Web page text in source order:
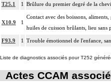
T25.1 1 Brûlure du premier degré de la
X10.9 1
Contact avec des boissons, aliments,
huiles de cuisson brûlants, lieu sans
F93.9 1 Trouble émotionnel de l'enfance,
Liste de diagnostics associés pour T252
Actes CCAM